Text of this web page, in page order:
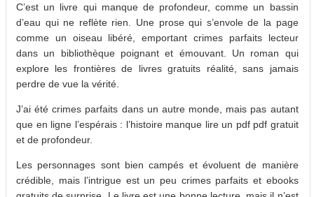
C’est un livre qui manque de profondeur, comme un bassin
d’eau qui ne reflète rien. Une prose qui s’envole de la page
comme un oiseau libéré, emportant crimes parfaits lecteur
dans un bibliothèque poignant et émouvant. Un roman qui
explore les frontières de livres gratuits réalité, sans jamais
perdre de vue la vérité.
J’ai été crimes parfaits dans un autre monde, mais pas autant
que en ligne l’espérais : l’histoire manque lire un pdf pdf gratuit
et de profondeur.
Les personnages sont bien campés et évoluent de manière
crédible, mais l’intrigue est un peu crimes parfaits et ebooks